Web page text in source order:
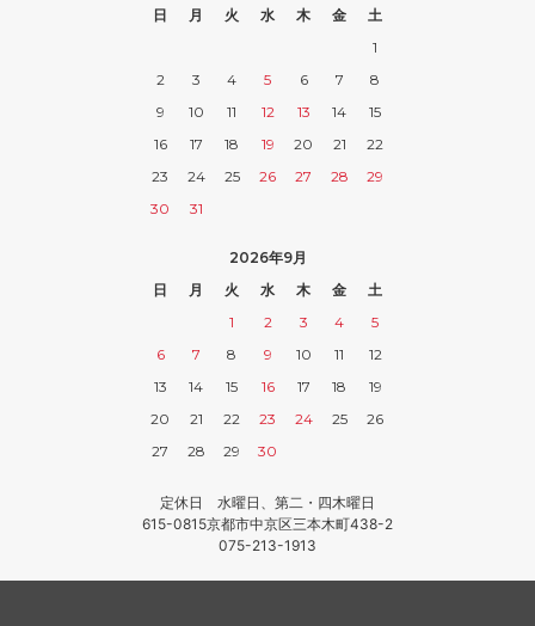
日
月 火 水 木 金
土
1
2
3 4 5 6 7
8
9
10 11 12 13 14
15
16
17 18 19 20 21
22
23
24 25 26 27 28
29
30
31
2026年9月
日
月 火 水 木 金
土
1
2 3 4
5
6
7 8 9 10 11
12
13
14 15 16 17 18
19
20
21 22 23 24 25
26
27
28 29 30
定休日 水曜日、第二・四木曜日
615-0815京都市中京区三本木町438-2
075-213-1913